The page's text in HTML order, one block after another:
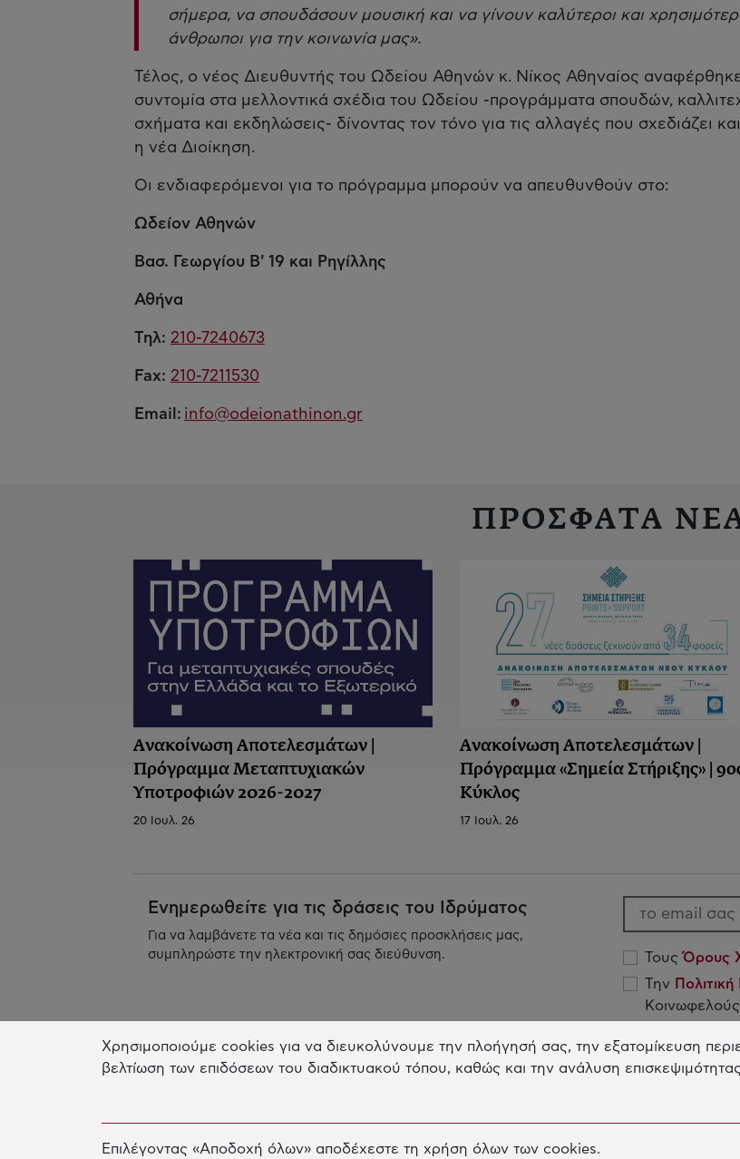
σήμερα, να σπουδάσουν μουσική και να γίνουν καλύτεροι και
άνθρωποι για την κοινωνία μας».
Τέλος, ο νέος Διευθυντής του Ωδείου Αθηνών κ. Νίκος Αθηναίος
συντομία στα μελλοντικά σχέδια του Ωδείου -προγράμματα σπουδών,
σχήματα και εκδηλώσεις- δίνοντας τον τόνο για τις αλλαγές που σχεδιάζει
η νέα Διοίκηση.
Οι ενδιαφερόμενοι για το πρόγραμμα μπορούν να απευθυνθούν στο:
Ωδείον Αθηνών
Βασ. Γεωργίου Β' 19 και Ρηγίλλης
Αθήνα
Τηλ: 210-7240673
Fax: 210-7211530
Email: info@odeionathinon.gr
ΠΡΟΣΦΑΤΑ
Ανακοίνωση Αποτελεσμάτων |
Πρόγραμμα Μεταπτυχιακών
Υποτροφιών 2026-2027
20 Ιουλ. 26
Ανακοίνωση Aποτελεσμάτων |
Πρόγραμμα «Σημεία Στήριξης» |
Κύκλος
17 Ιουλ. 26
Ενημερωθείτε για τις δράσεις του Ιδρύματος
Για να λαμβάνετε τα νέα και τις δημόσιες προσκλήσεις μας,
συμπληρώστε την ηλεκτρονική σας διεύθυνση.
ΤουςΌρους
Την
Χρησιμοποιούμε cookies για να διευκολύνουμε την πλοήγησή σας, την εξατομίκευση
βελτίωση των επιδόσεων του διαδικτυακού τόπου, καθώς και την ανάλυση
Επιλέγοντας «Αποδοχή όλων» αποδέχεστε τη χρήση όλων των cookies.